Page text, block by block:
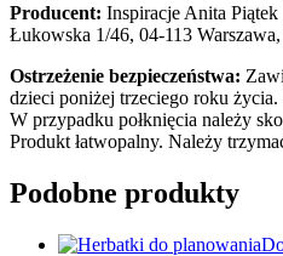
Producent: Inspiracje Anita
Łukowska 1/46, 04-113 Warszawa,
Ostrzeżenie bezpieczeństwa:
dzieci poniżej trzeciego roku
W przypadku połknięcia należy
Produkt łatwopalny. Należy
Podobne produkty